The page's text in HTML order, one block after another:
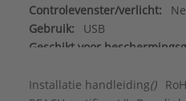
Controlevenster/verlicht:
Gebruik:
USB
Geschikt voor
Halogeenvrij:
Ja
Installatie handleiding()